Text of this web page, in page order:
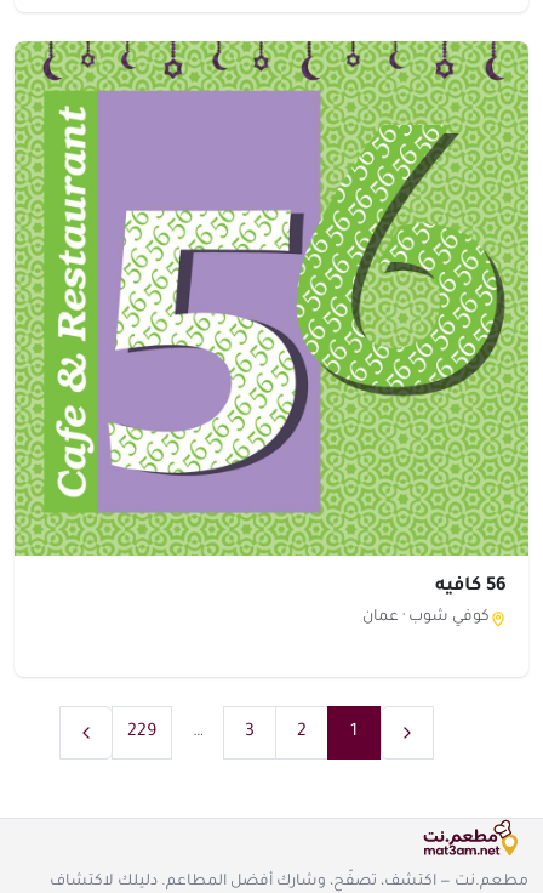
56 كافيه
كوفي شوب · عمان
1
2
3
…
229
مطعم.نت — اكتشف، تصفّح، وشارك أفضل المطاعم. دليلك لاكتشاف